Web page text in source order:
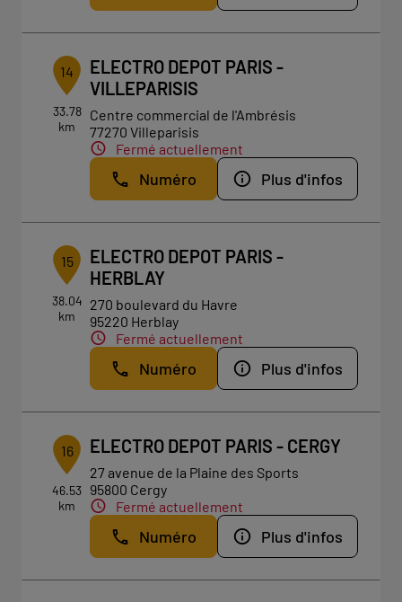
14
33.78
km
ELECTRO DEPOT PARIS -
VILLEPARISIS
Centre commercial de l'Ambrésis
77270 Villeparisis
Fermé actuellement
Numéro Plus d'infos
15
38.04
km
ELECTRO DEPOT PARIS -
HERBLAY
270 boulevard du Havre
95220 Herblay
Fermé actuellement
Numéro Plus d'infos
16
46.53
km
ELECTRO DEPOT PARIS - CERGY
27 avenue de la Plaine des Sports
95800 Cergy
Fermé actuellement
Numéro Plus d'infos